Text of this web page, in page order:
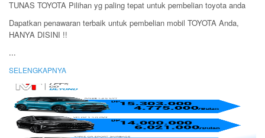
TUNAS TOYOTA Pilihan yg paling tepat untuk pembelian toyota anda
Dapatkan penawaran terbaik untuk pembelian mobil TOYOTA Anda,
HANYA DISINI !!
...
SELENGKAPNYA